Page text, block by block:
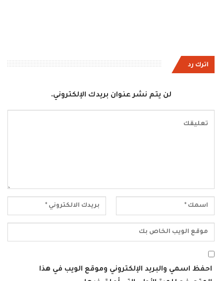
اترك رد
لن يتم نشر عنوان بريدك الإلكتروني.
احفظ اسمي والبريد الإلكتروني وموقع الويب في هذا